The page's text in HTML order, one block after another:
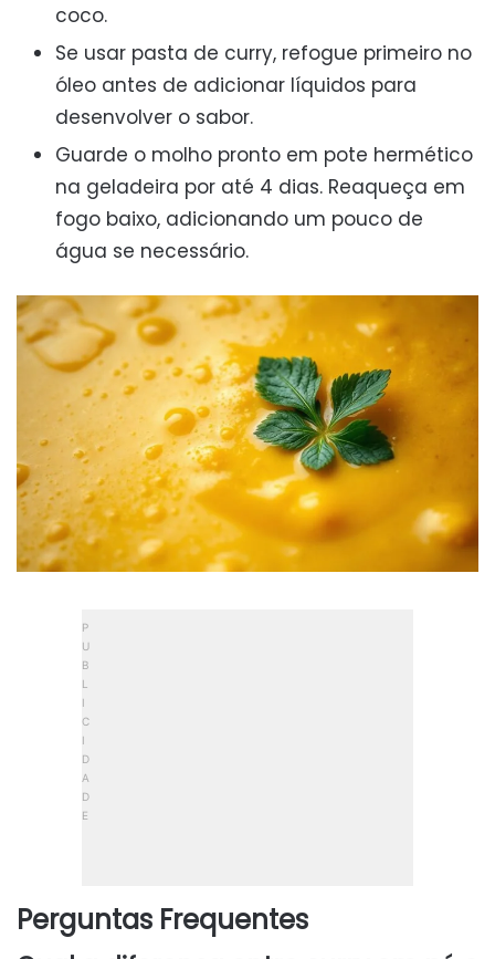
coco.
Se usar pasta de curry, refogue primeiro no
óleo antes de adicionar líquidos para
desenvolver o sabor.
Guarde o molho pronto em pote hermético
na geladeira por até 4 dias. Reaqueça em
fogo baixo, adicionando um pouco de
água se necessário.
Perguntas Frequentes